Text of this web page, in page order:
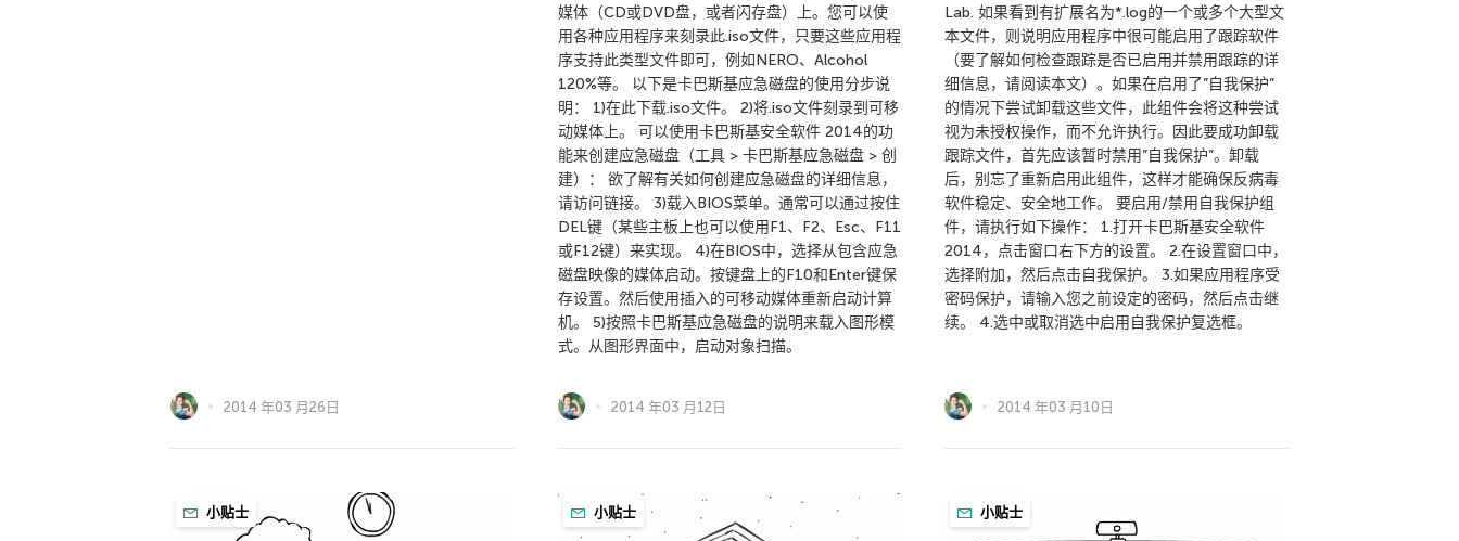
2014 年03 月26日
媒体（CD或DVD盘，或者闪存盘）上。您可以使
用各种应用程序来刻录此.iso文件，只要这些应用程
序支持此类型文件即可，例如NERO、Alcohol
120%等。 以下是卡巴斯基应急磁盘的使用分步说
明： 1)在此下载.iso文件。 2)将.iso文件刻录到可移
动媒体上。 可以使用卡巴斯基安全软件 2014的功
能来创建应急磁盘（工具 > 卡巴斯基应急磁盘 > 创
建）： 欲了解有关如何创建应急磁盘的详细信息，
请访问链接。 3)载入BIOS菜单。通常可以通过按住
DEL键（某些主板上也可以使用F1、F2、Esc、F11
或F12键）来实现。 4)在BIOS中，选择从包含应急
磁盘映像的媒体启动。按键盘上的F10和Enter键保
存设置。然后使用插入的可移动媒体重新启动计算
机。 5)按照卡巴斯基应急磁盘的说明来载入图形模
式。从图形界面中，启动对象扫描。
2014 年03 月12日
Lab. 如果看到有扩展名为*.log的一个或多个大型文
本文件，则说明应用程序中很可能启用了跟踪软件
（要了解如何检查跟踪是否已启用并禁用跟踪的详
细信息，请阅读本文）。如果在启用了”自我保护”
的情况下尝试卸载这些文件，此组件会将这种尝试
视为未授权操作，而不允许执行。因此要成功卸载
跟踪文件，首先应该暂时禁用”自我保护”。卸载
后，别忘了重新启用此组件，这样才能确保反病毒
软件稳定、安全地工作。 要启用/禁用自我保护组
件，请执行如下操作： 1.打开卡巴斯基安全软件
2014，点击窗口右下方的设置。 2.在设置窗口中，
选择附加，然后点击自我保护。 3.如果应用程序受
密码保护，请输入您之前设定的密码，然后点击继
续。 4.选中或取消选中启用自我保护复选框。
2014 年03 月10日
小贴士 小贴士 小贴士